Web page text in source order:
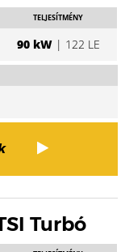
TELJESÍTMÉNY
90 kW| 122 LE
Turbó